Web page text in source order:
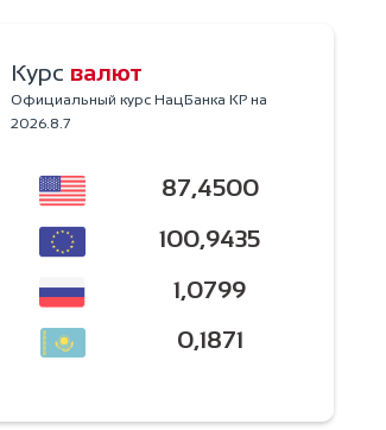
Курс валют
Официальный курс НацБанка КР на
2026.8.7
87,4500
100,9435
1,0799
0,1871